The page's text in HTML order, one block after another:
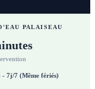
PALAISEAU
- 7j/7 (Même fériés)